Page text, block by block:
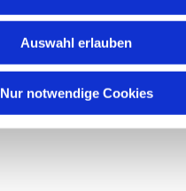
Auswahl erlauben
Nur notwendige Cookies